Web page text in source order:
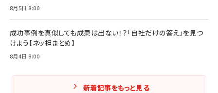
8月5日 8:00
成功事例を真似しても成果は出ない！？「自社だけの答え」を見つ
けよう【ネッ担まとめ】
8月4日 8:00
新着記事をもっと見る